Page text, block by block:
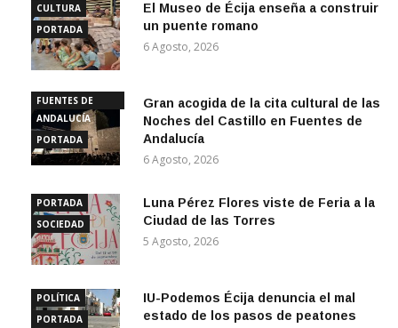
CULTURA
PORTADA
El Museo de Écija enseña a construir
un puente romano
6 Agosto, 2026
FUENTES DE
ANDALUCÍA
PORTADA
Gran acogida de la cita cultural de las
Noches del Castillo en Fuentes de
Andalucía
6 Agosto, 2026
PORTADA
SOCIEDAD
Luna Pérez Flores viste de Feria a la
Ciudad de las Torres
5 Agosto, 2026
POLÍTICA
PORTADA
IU-Podemos Écija denuncia el mal
estado de los pasos de peatones